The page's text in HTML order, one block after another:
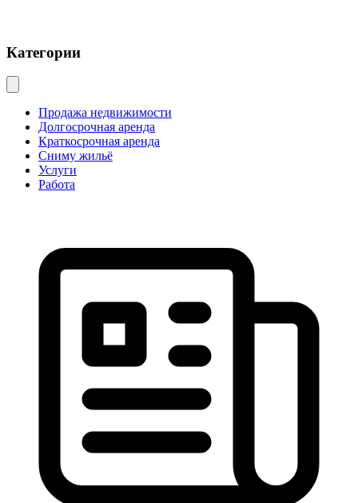
Категории
Продажа недвижимости
Долгосрочная аренда
Краткосрочная аренда
Сниму жильё
Услуги
Работа